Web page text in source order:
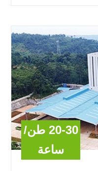
20-30 طن/
ساعة